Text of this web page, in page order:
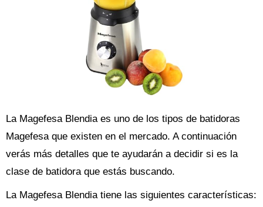
La Magefesa Blendia es uno de los tipos de batidoras
Magefesa que existen en el mercado. A continuación
verás más detalles que te ayudarán a decidir si es la
clase de batidora que estás buscando.
La Magefesa Blendia tiene las siguientes características: